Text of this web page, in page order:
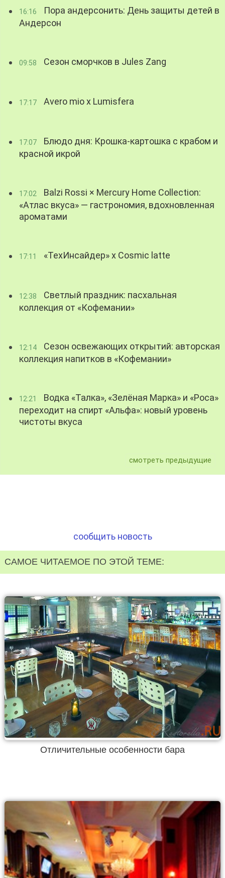
16:16
Пора андерсонить: День защиты детей в
Андерсон
09:58 Сезон сморчков в Jules Zang
17:17 Avero mio x Lumisfera
17:07
Блюдо дня: Крошка-картошка с крабом и
красной икрой
17:02
Balzi Rossi × Mercury Home Collection:
«Атлас вкуса» — гастрономия, вдохновленная
ароматами
17:11 «ТехИнсайдер» х Cosmic latte
12:38
Светлый праздник: пасхальная
коллекция от «Кофемании»
12:14
Сезон освежающих открытий: авторская
коллекция напитков в «Кофемании»
12:21
Водка «Талка», «Зелёная Марка» и «Роса»
переходит на спирт «Альфа»: новый уровень
чистоты вкуса
смотреть предыдущие
сообщить новость
САМОЕ ЧИТАЕМОЕ ПО ЭТОЙ ТЕМЕ:
Отличительные особенности бара